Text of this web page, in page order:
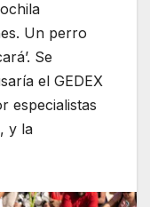
Un perro
Se
el GEDEX
especialistas
y la